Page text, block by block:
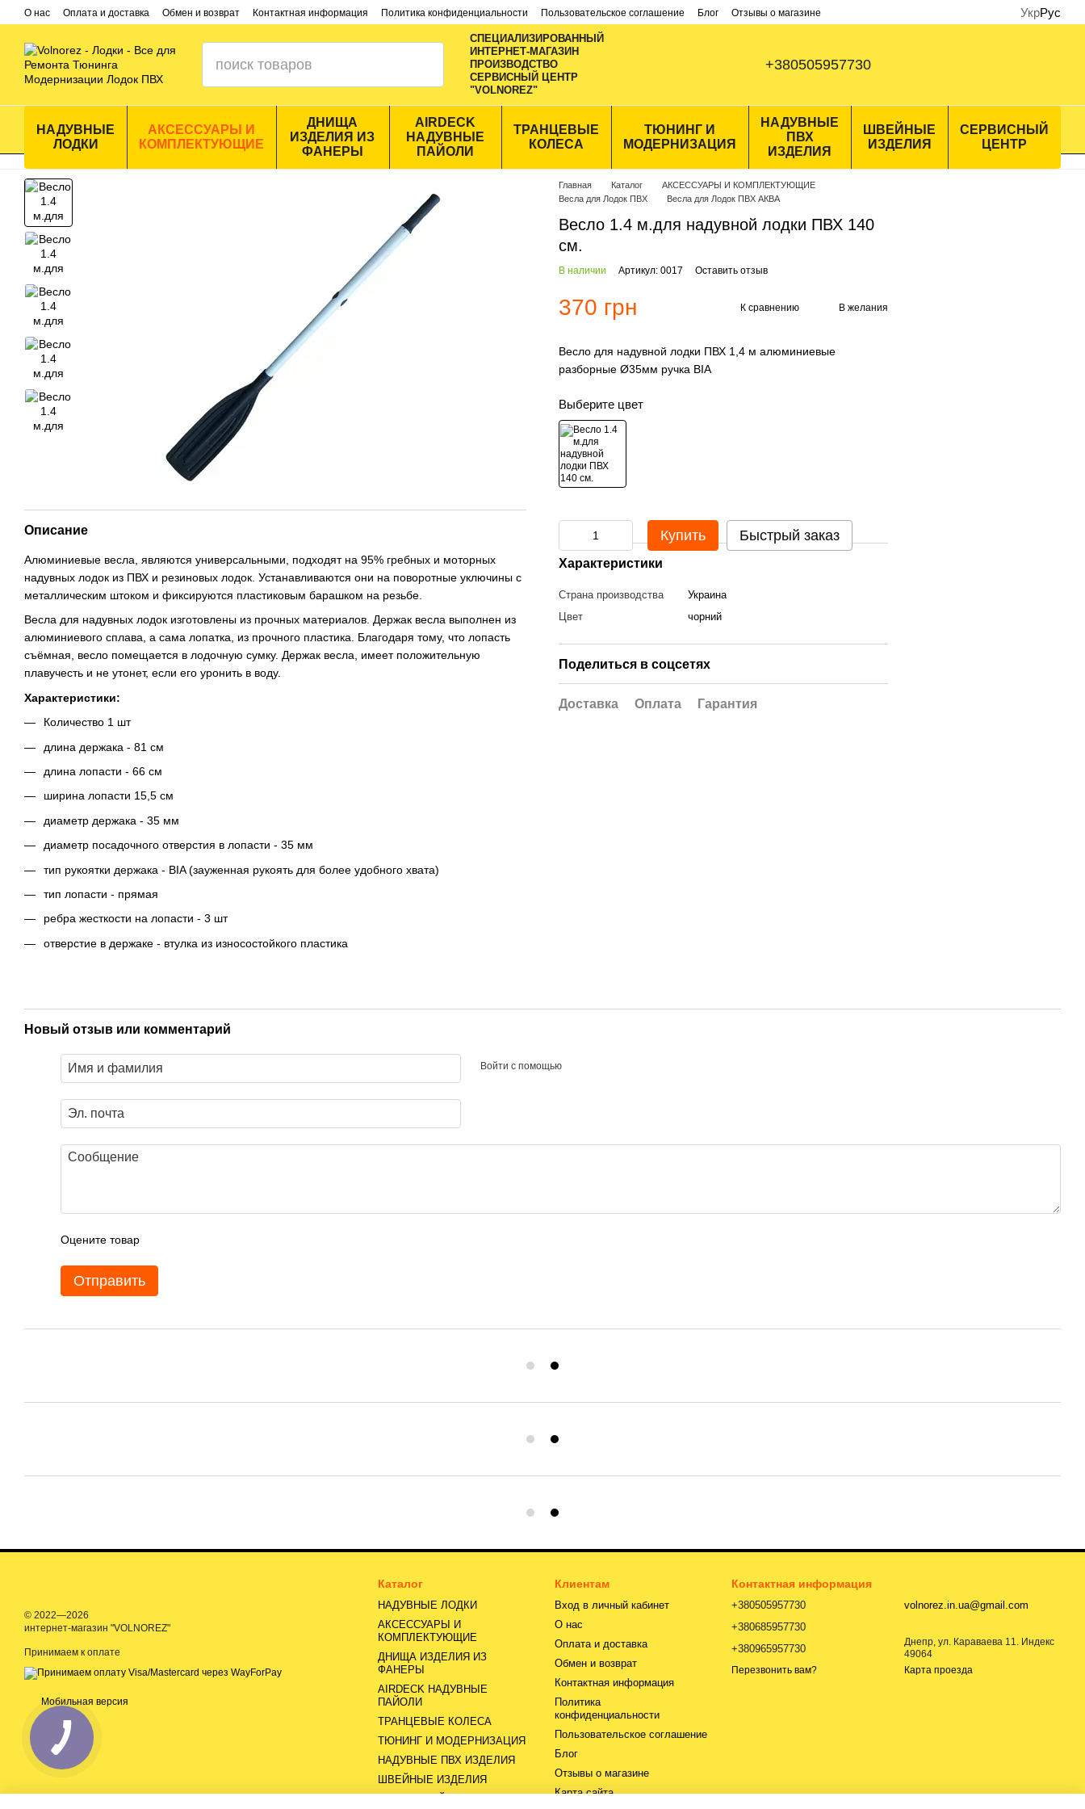
Перейти к основному контенту
О нас Оплата и доставка Обмен и возврат Контактная информация Политика конфиденциальности Пользовательское соглашение Блог Отзывы о магазине УкрРус
СПЕЦИАЛИЗИРОВАННЫЙ
ИНТЕРНЕТ-МАГАЗИН
ПРОИЗВОДСТВО
CЕРВИСНЫЙ ЦЕНТР
"VOLNOREZ"
+380505957730
НАДУВНЫЕ
ЛОДКИ
АКСЕССУАРЫ И
КОМПЛЕКТУЮЩИЕ
ДНИЩА
ИЗДЕЛИЯ ИЗ
ФАНЕРЫ
AIRDECK
НАДУВНЫЕ
ПАЙОЛИ
ТРАНЦЕВЫЕ
КОЛЕСА
ТЮНИНГ И
МОДЕРНИЗАЦИЯ
НАДУВНЫЕ
ПВХ
ИЗДЕЛИЯ
ШВЕЙНЫЕ
ИЗДЕЛИЯ
СЕРВИСНЫЙ
ЦЕНТР
Описание
Алюминиевые весла, являются универсальными, подходят на 95% гребных и моторных
надувных лодок из ПВХ и резиновых лодок. Устанавливаются они на поворотные уключины с
металлическим штоком и фиксируются пластиковым барашком на резьбе.
Весла для надувных лодок изготовлены из прочных материалов. Держак весла выполнен из
алюминиевого сплава, а сама лопатка, из прочного пластика. Благодаря тому, что лопасть
съёмная, весло помещается в лодочную сумку. Держак весла, имеет положительную
плавучесть и не утонет, если его уронить в воду.
Характеристики:
Количество 1 шт
длина держака - 81 см
длина лопасти - 66 см
ширина лопасти 15,5 см
диаметр держака - 35 мм
диаметр посадочного отверстия в лопасти - 35 мм
тип рукоятки держака - BIA (зауженная рукоять для более удобного хвата)
тип лопасти - прямая
ребра жесткости на лопасти - 3 шт
отверстие в держаке - втулка из износостойкого пластика
Главная Каталог
АКСЕССУАРЫ И КОМПЛЕКТУЮЩИЕ
Весла для Лодок ПВХ
Весла для Лодок ПВХ АКВА
Весло 1.4 м.для надувной лодки ПВХ 140
см.
В наличии Артикул: 0017 Оставить отзыв
370 грн К сравнению В желания
Весло для надувной лодки ПВХ 1,4 м алюминиевые
разборные Ø35мм ручка ВІА
Выберите цвет
Купить Быстрый заказ
Характеристики
Страна производства
Украина
Цвет
чорний
Поделиться в соцсетях
Доставка Оплата Гарантия
Новый отзыв или комментарий
Войти с помощью
Оцените товар
Отправить
© 2022—2026
интернет-магазин "VOLNOREZ"
Принимаем к оплате
Мобильная версия
Каталог
НАДУВНЫЕ ЛОДКИ
АКСЕССУАРЫ И
КОМПЛЕКТУЮЩИЕ
ДНИЩА ИЗДЕЛИЯ ИЗ
ФАНЕРЫ
AIRDECK НАДУВНЫЕ
ПАЙОЛИ
ТРАНЦЕВЫЕ КОЛЕСА
ТЮНИНГ И МОДЕРНИЗАЦИЯ
НАДУВНЫЕ ПВХ ИЗДЕЛИЯ
ШВЕЙНЫЕ ИЗДЕЛИЯ
Клиентам
Вход в личный кабинет
О нас
Оплата и доставка
Обмен и возврат
Контактная информация
Политика
конфиденциальности
Пользовательское соглашение
Блог
Отзывы о магазине
Карта сайта
Контактная информация
+380505957730
+380685957730
+380965957730
Перезвонить вам?
volnorez.in.ua@gmail.com
Днепр, ул. Караваева 11. Индекс
49064
Карта проезда